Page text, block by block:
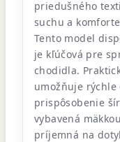
priedušného
suchu a
Tento model
je kľúčová pre
chodidla.
umožňuje
prispôsobenie
vybavená
príjemná na